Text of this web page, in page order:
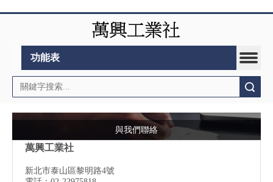
功能表
與我們聯絡
萬興工業社
新北市泰山區黎明路4號